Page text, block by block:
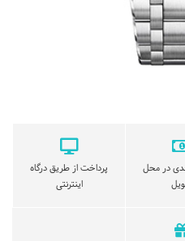
در محل
پرداخت از طریق درگاه
اینترنتی